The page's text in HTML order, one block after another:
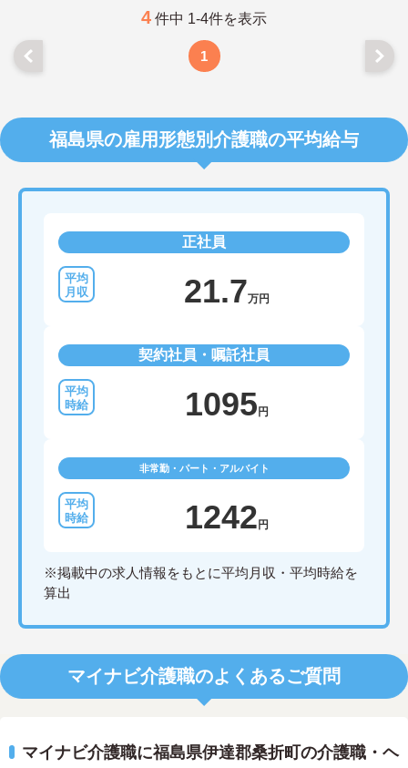
残業少なめに加えて、住宅手当もございます！
4 件中 1-4件を表示
1
福島県の雇用形態別介護職の平均給与
正社員
21.7万円
契約社員・嘱託社員
1095 円
非常勤・パート・アルバイト
1242 円
※掲載中の求人情報をもとに平均月収・平均時給を
算出
マイナビ介護職のよくあるご質問
マイナビ介護職に福島県伊達郡桑折町の介護職・ヘ